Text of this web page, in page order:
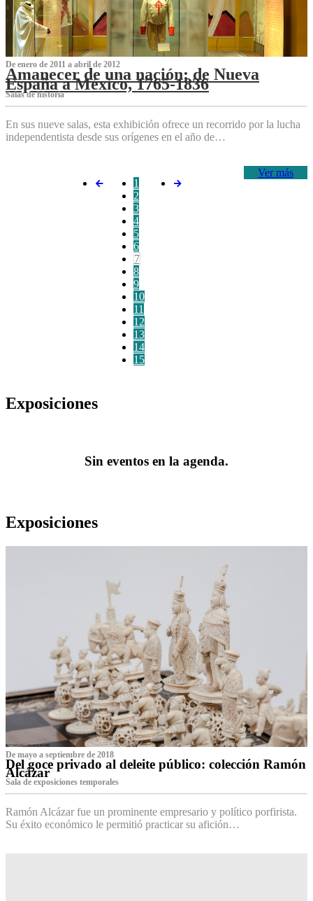
De enero de 2011 a abril de 2012
Amanecer de una nación: de Nueva
España a México, 1765-1836
Salas de historia
En sus nueve salas, esta exhibición ofrece un recorrido por la lucha
independentista desde sus orígenes en el año de…
Ver más
1
2
3
4
5
6
7
8
9
10
11
12
13
14
15
Exposiciones
Sin eventos en la agenda.
Exposiciones
De mayo a septiembre de 2018
Del goce privado al deleite público: colección Ramón
Alcázar
Sala de exposiciones temporales
Ramón Alcázar fue un prominente empresario y político porfirista.
Su éxito económico le permitió practicar su afición…